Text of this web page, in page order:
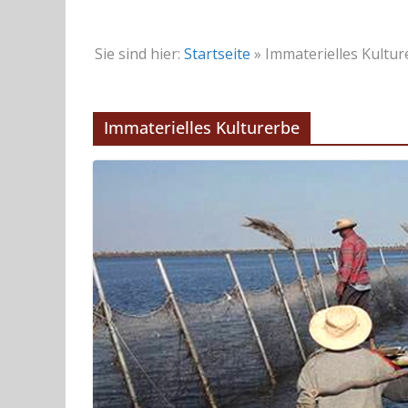
Sie sind hier: Startseite » Immaterielles
Immaterielles Kulturerbe